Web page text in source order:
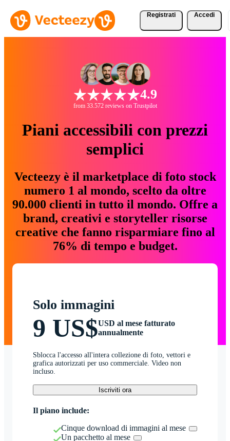
Registrati Accedi
4.9
from 33.572 reviews on Trustpilot
Piani accessibili con prezzi
semplici
Vecteezy è il marketplace di foto stock
numero 1 al mondo, scelto da oltre
90.000 clienti in tutto il mondo. Offre a
brand, creativi e storyteller risorse
creative che fanno risparmiare fino al
76% di tempo e budget.
Solo immagini
9 US$USD al mese fatturato
annualmente
Sblocca l'accesso all'intera collezione di foto, vettori e
grafica autorizzati per uso commerciale. Video non
incluso.
Iscriviti ora
Il piano include:
Cinque download di immagini al mese
Un pacchetto al mese